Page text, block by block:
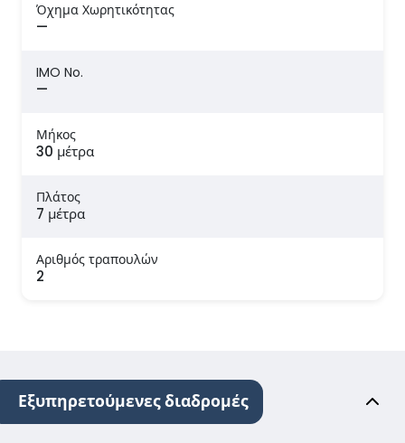
Όχημα Χωρητικότητας
—
IMO No.
—
Μήκος
30 μέτρα
Πλάτος
7 μέτρα
Αριθμός τραπουλών
2
Εξυπηρετούμενες διαδρομές